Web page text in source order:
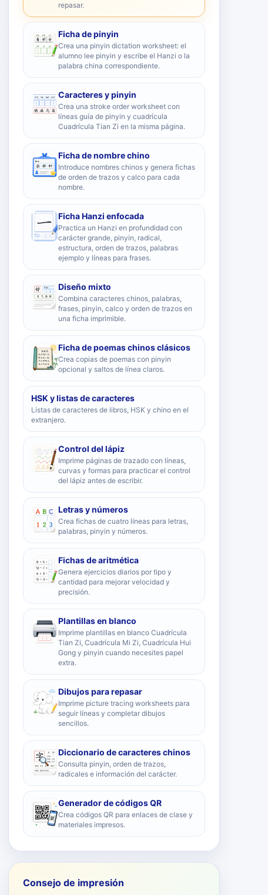
repasar.
Ficha de pinyin
Crea una pinyin dictation worksheet: el
alumno lee pinyin y escribe el Hanzi o la
palabra china correspondiente.
Caracteres y pinyin
Crea una stroke order worksheet con
líneas guía de pinyin y cuadrícula
Cuadrícula Tian Zi en la misma página.
Ficha de nombre chino
Introduce nombres chinos y genera fichas
de orden de trazos y calco para cada
nombre.
Ficha Hanzi enfocada
Practica un Hanzi en profundidad con
carácter grande, pinyin, radical,
estructura, orden de trazos, palabras
ejemplo y líneas para frases.
Diseño mixto
Combina caracteres chinos, palabras,
frases, pinyin, calco y orden de trazos en
una ficha imprimible.
Ficha de poemas chinos clásicos
Crea copias de poemas con pinyin
opcional y saltos de línea claros.
HSK y listas de caracteres
Listas de caracteres de libros, HSK y chino en el
extranjero.
Control del lápiz
Imprime páginas de trazado con líneas,
curvas y formas para practicar el control
del lápiz antes de escribir.
Letras y números
Crea fichas de cuatro líneas para letras,
palabras, pinyin y números.
Fichas de aritmética
Genera ejercicios diarios por tipo y
cantidad para mejorar velocidad y
precisión.
Plantillas en blanco
Imprime plantillas en blanco Cuadrícula
Tian Zi, Cuadrícula Mi Zi, Cuadrícula Hui
Gong y pinyin cuando necesites papel
extra.
Dibujos para repasar
Imprime picture tracing worksheets para
seguir líneas y completar dibujos
sencillos.
Diccionario de caracteres chinos
Consulta pinyin, orden de trazos,
radicales e información del carácter.
Generador de códigos QR
Crea códigos QR para enlaces de clase y
materiales impresos.
Consejo de impresión